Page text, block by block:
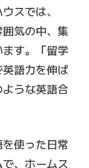
スでは、
気の中、集
す。「留学
語力を伸ば
うな英語合
使った日常
、ホームス